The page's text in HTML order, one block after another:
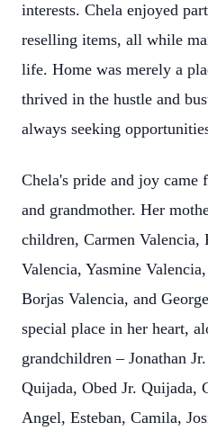
interests. Chela enjoyed
reselling items, all while
life. Home was merely a
thrived in the hustle and
always seeking
Chela's pride and joy came
and grandmother. Her
children, Carmen Valencia,
Valencia, Yasmine
Borjas Valencia, and
special place in her heart,
grandchildren – Jonathan
Quijada, Obed Jr. Quijada,
Angel, Esteban, Camila,